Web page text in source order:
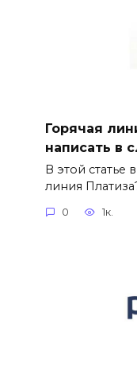
Горячая
написать в
В этой статье
линия
0 1к.